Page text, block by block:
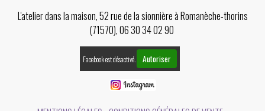
L'atelier dans la maison, 52 rue de la sionnière à Romanèche-thorins
(71570), 06 30 34 02 90
Facebook est désactivé. Autoriser